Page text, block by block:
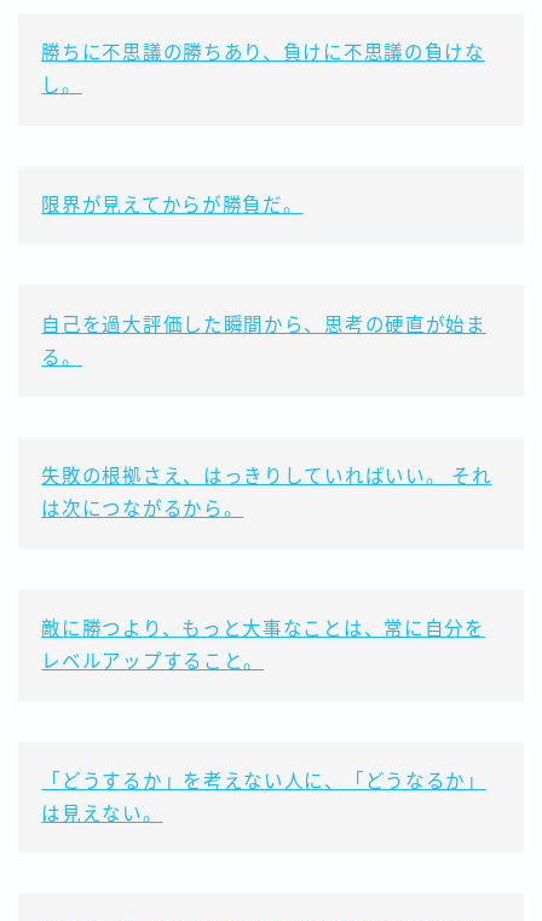
勝ちに不思議の勝ちあり、負けに不思議の負けな
し。
限界が見えてからが勝負だ。
自己を過大評価した瞬間から、思考の硬直が始ま
る。
失敗の根拠さえ、はっきりしていればいい。 それ
は次につながるから。
敵に勝つより、もっと大事なことは、常に自分を
レベルアップすること。
「どうするか」を考えない人に、「どうなるか」
は見えない。